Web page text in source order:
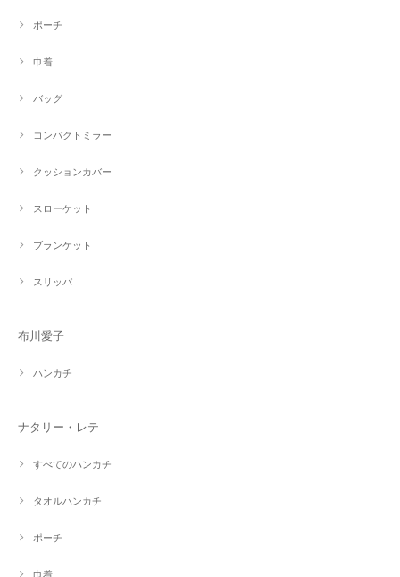
ポーチ
巾着
バッグ
コンパクトミラー
クッションカバー
スローケット
ブランケット
スリッパ
布川愛子
ハンカチ
ナタリー・レテ
すべてのハンカチ
タオルハンカチ
ポーチ
巾着